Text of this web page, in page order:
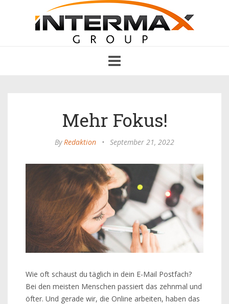
navigation
Mehr Fokus!
ByRedaktion • September 21, 2022
Wie oft schaust du täglich in dein E-Mail Postfach?
Bei den meisten Menschen passiert das zehnmal und
öfter. Und gerade wir, die Online arbeiten, haben das